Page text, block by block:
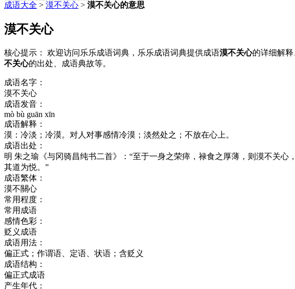
成语大全 > 漠不关心 > 漠不关心的意思
漠不关心
核心提示： 欢迎访问乐乐成语词典，乐乐成语词典提供成语漠不关心的详细解释
不关心的出处、成语典故等。
成语名字：
漠不关心
成语发音：
mò bù guān xīn
成语解释：
漠：冷淡；冷漠。对人对事感情冷漠；淡然处之；不放在心上。
成语出处：
明 朱之瑜《与冈骑昌纯书二首》：“至于一身之荣瘁，禄食之厚薄，则漠不关心
其道为悦。”
成语繁体：
漠不關心
常用程度：
常用成语
感情色彩：
贬义成语
成语用法：
偏正式；作谓语、定语、状语；含贬义
成语结构：
偏正式成语
产生年代：